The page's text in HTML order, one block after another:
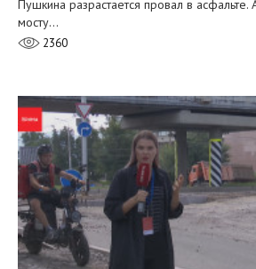
Пушкина разрастается провал в асфальте.
мосту…
2360